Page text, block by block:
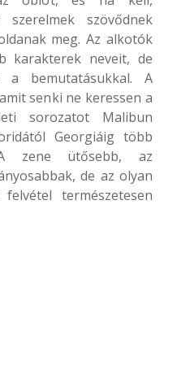
szerelmek szövődnek
meg. Az alkotók
karakterek neveit, de
a bemutatásukkal. A
senki ne keressen a
sorozatot Malibun
Georgiáig több
zene ütősebb, az
de az olyan
természetesen